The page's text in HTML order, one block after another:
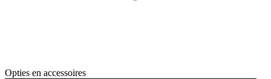
Opties en accessoires